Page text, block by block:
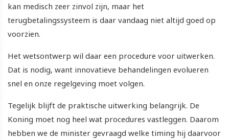
kan medisch zeer zinvol zijn, maar het
terugbetalingssysteem is daar vandaag niet altijd goed op
voorzien.
Het wetsontwerp wil daar een procedure voor uitwerken.
Dat is nodig, want innovatieve behandelingen evolueren
snel en onze regelgeving moet volgen.
Tegelijk blijft de praktische uitwerking belangrijk. De
Koning moet nog heel wat procedures vastleggen. Daarom
hebben we de minister gevraagd welke timing hij daarvoor